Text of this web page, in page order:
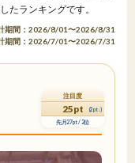
たランキングです。
期間：2026/8/01〜2026/8/31
期間：2026/7/01〜2026/7/31
注目度
25pt (2pt↓)
先月27pt / 2位